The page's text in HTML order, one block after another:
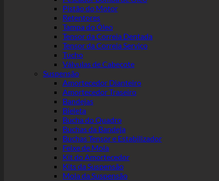
Pistão do Motor
Retentores
Tampa do Óleo
Tensor da Correia Dentada
Tensor da Correia Serviço
Tucho
Válvulas de Cabeçote
Suspensão
Amortecedor Dianteiro
Amortecedor Traseiro
Bandejas
Bieleta
Bucha do Quadro
Buchas da Bandeja
Buchas Tensor e Estabilizador
Feixe de Mola
Kit do Amortecedor
Kits da Suspensão
Mola da Suspensão